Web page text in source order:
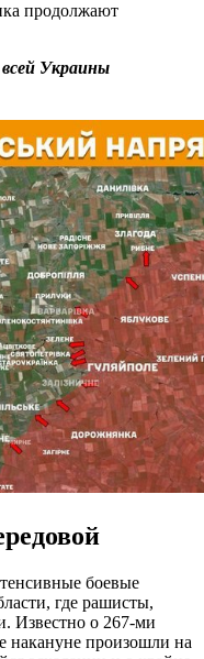
продолжают
Украины
боевые
где рашисты,
Известно о 267-ми
накануне произошли на